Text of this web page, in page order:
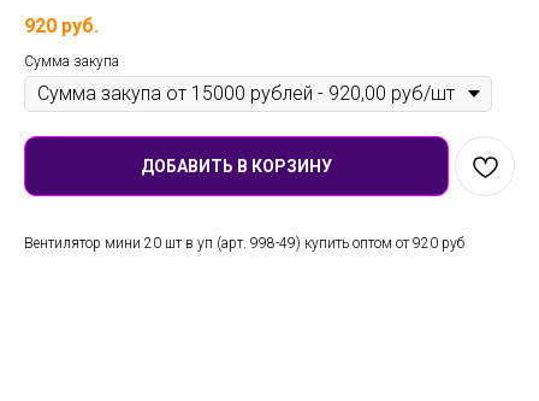
920 руб.
Сумма закупа
ДОБАВИТЬ В КОРЗИНУ
Вентилятор мини 20 шт в уп (арт. 998-49) купить оптом от 920 руб